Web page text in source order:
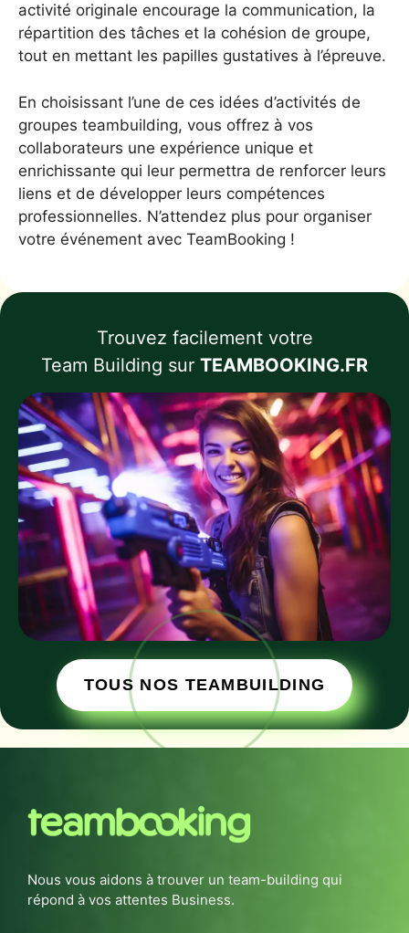
activité originale encourage la communication, la
répartition des tâches et la cohésion de groupe,
tout en mettant les papilles gustatives à l’épreuve.
En choisissant l’une de ces idées d’activités de
groupes teambuilding, vous offrez à vos
collaborateurs une expérience unique et
enrichissante qui leur permettra de renforcer leurs
liens et de développer leurs compétences
professionnelles. N’attendez plus pour organiser
votre événement avec TeamBooking !
Trouvez facilement votre
Team Building sur TEAMBOOKING.FR
TOUS NOS TEAMBUILDING
Nous vous aidons à trouver un team-building qui
répond à vos attentes Business.